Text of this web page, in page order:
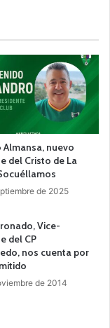
Almansa, nuevo
del Cristo de La
de 2025
Vice-
del CP
nos cuenta por
de 2014